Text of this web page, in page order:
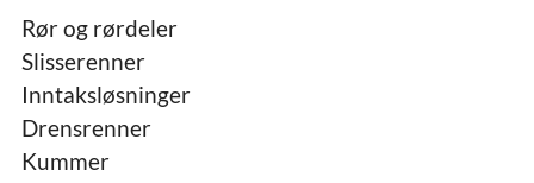
Rør og rørdeler
Slisserenner
Inntaksløsninger
Drensrenner
Kummer